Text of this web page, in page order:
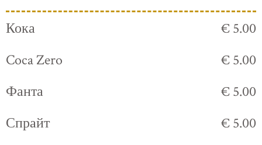
Кока
€ 5.00
Coca Zero
€ 5.00
Фанта
€ 5.00
Спрайт
€ 5.00